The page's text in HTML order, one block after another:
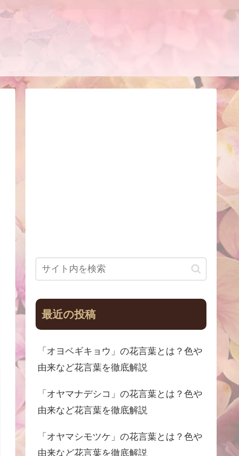
最近の投稿
「オヨベギキョウ」の花言葉とは？色や
由来など花言葉を徹底解説
「オヤマナデシコ」の花言葉とは？色や
由来など花言葉を徹底解説
「オヤマシモツケ」の花言葉とは？色や
由来など花言葉を徹底解説